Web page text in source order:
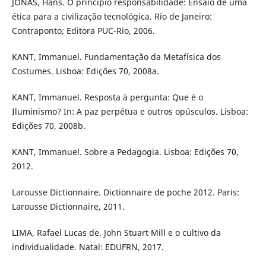
ética para a civilização tecnológica. Rio de Janeiro:
Contraponto; Editora PUC-Rio, 2006.
KANT, Immanuel. Fundamentação da Metafísica dos
Costumes. Lisboa: Edições 70, 2008a.
KANT, Immanuel. Resposta à pergunta: Que é o
Iluminismo? In: A paz perpétua e outros opúsculos. Lisboa:
Edições 70, 2008b.
KANT, Immanuel. Sobre a Pedagogia. Lisboa: Edições 70,
2012.
Larousse Dictionnaire. Dictionnaire de poche 2012. Paris:
Larousse Dictionnaire, 2011.
LIMA, Rafael Lucas de. John Stuart Mill e o cultivo da
individualidade. Natal: EDUFRN, 2017.